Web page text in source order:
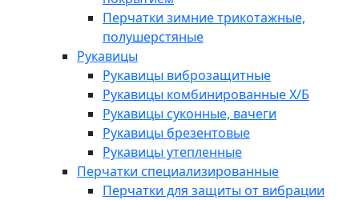
Перчатки зимние трикотажные,
полушерстяные
Рукавицы
Рукавицы виброзащитные
Рукавицы комбинированные Х/Б
Рукавицы суконные, вачеги
Рукавицы брезентовые
Рукавицы утепленные
Перчатки специализированные
Перчатки для защиты от вибрации